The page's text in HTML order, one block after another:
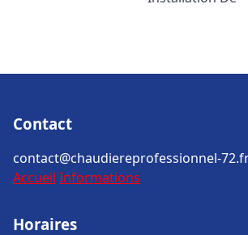
Contact
contact@chaudiereprofessionnel-
Accueil Informations
Horaires